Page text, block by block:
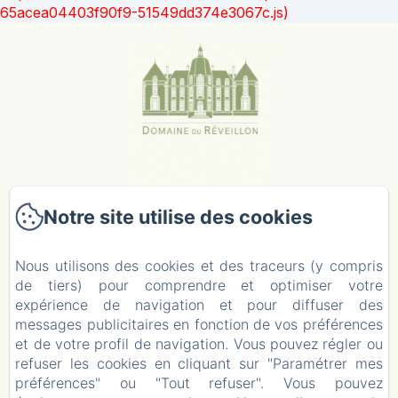
65acea04403f90f9-51549dd374e3067c.js)
Domaine Du Réveillon
2 Route de Clamecy
58410 - Entrains-sur-Nohain
06 23 51 87 66
Contactez nous
Contactez nous
Notre site utilise des cookies
Nous utilisons des cookies et des traceurs (y compris
de tiers) pour comprendre et optimiser votre
expérience de navigation et pour diffuser des
messages publicitaires en fonction de vos préférences
et de votre profil de navigation. Vous pouvez régler ou
refuser les cookies en cliquant sur "Paramétrer mes
préférences" ou "Tout refuser". Vous pouvez